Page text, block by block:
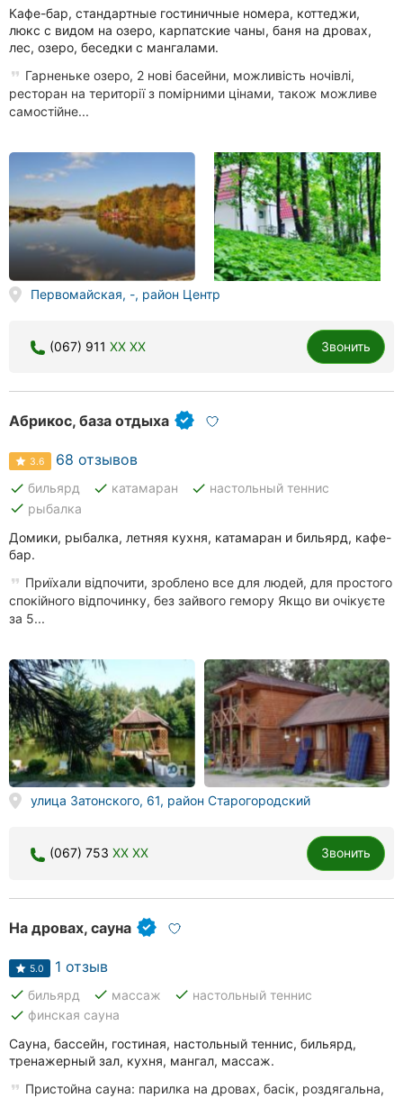
Кафе-бар, стандартные гостиничные номера, коттеджи,
люкс с видом на озеро, карпатские чаны, баня на дровах,
лес, озеро, беседки с мангалами.
Гарненьке озеро, 2 нові басейни, можливість ночівлі,
ресторан на території з помірними цінами, також можливе
самостійне...
Первомайская, -, район Центр
(067) 911 XX XX Звонить
Абрикос, база отдыха
3.6 68 отзывов
done бильярд done катамаран done настольный теннис
done рыбалка
Домики, рыбалка, летняя кухня, катамаран и бильярд, кафе-
бар.
Приїхали відпочити, зроблено все для людей, для простого
спокійного відпочинку, без зайвого гемору Якщо ви очікуєте
за 5...
улица Затонского, 61, район Старогородский
(067) 753 XX XX Звонить
На дровах, сауна
5.0 1 отзыв
done бильярд done массаж done настольный теннис
done финская сауна
Сауна, бассейн, гостиная, настольный теннис, бильярд,
тренажерный зал, кухня, мангал, массаж.
Пристойна сауна: парилка на дровах, басік, роздягальна,